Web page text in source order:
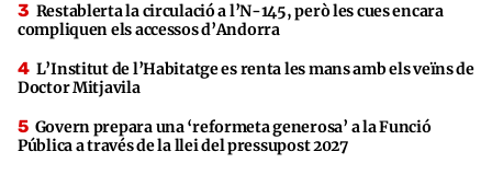
Restablerta la circulació a l’N-145, però les cues encara
compliquen els accessos d’Andorra
L’Institut de l’Habitatge es renta les mans amb els veïns de
Doctor Mitjavila
Govern prepara una ‘reformeta generosa’ a la Funció
Pública a través de la llei del pressupost 2027